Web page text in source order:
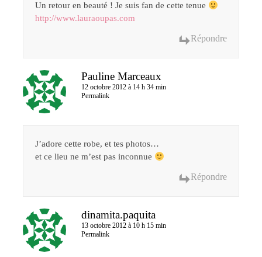
Un retour en beauté ! Je suis fan de cette tenue
http://www.lauraoupas.com
Répondre
Pauline Marceaux
12 octobre 2012 à 14 h 34 min
Permalink
J’adore cette robe, et tes photos…
et ce lieu ne m’est pas inconnue
Répondre
dinamita.paquita
13 octobre 2012 à 10 h 15 min
Permalink